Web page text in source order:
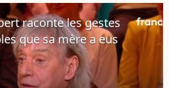
raconte les gestes
que sa mère a eus